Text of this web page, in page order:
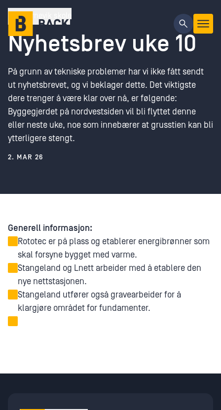
Gå til hovedinnhold
Kvernevik skole
Nyhetsbrev uke 10
På grunn av tekniske problemer har vi ikke fått sendt
ut nyhetsbrevet, og vi beklager dette. Det viktigste
dere trenger å være klar over nå, er følgende:
Byggegjerdet på nordvestsiden vil bli flyttet denne
eller neste uke, noe som innebærer at grusstien kan bli
ytterligere stengt.
2. MAR 26
Generell informasjon:
Rototec er på plass og etablerer energibrønner som
skal forsyne bygget med varme.
Stangeland og Lnett arbeider med å etablere den
nye nettstasjonen.
Stangeland utfører også gravearbeider for å
klargjøre området for fundamenter.